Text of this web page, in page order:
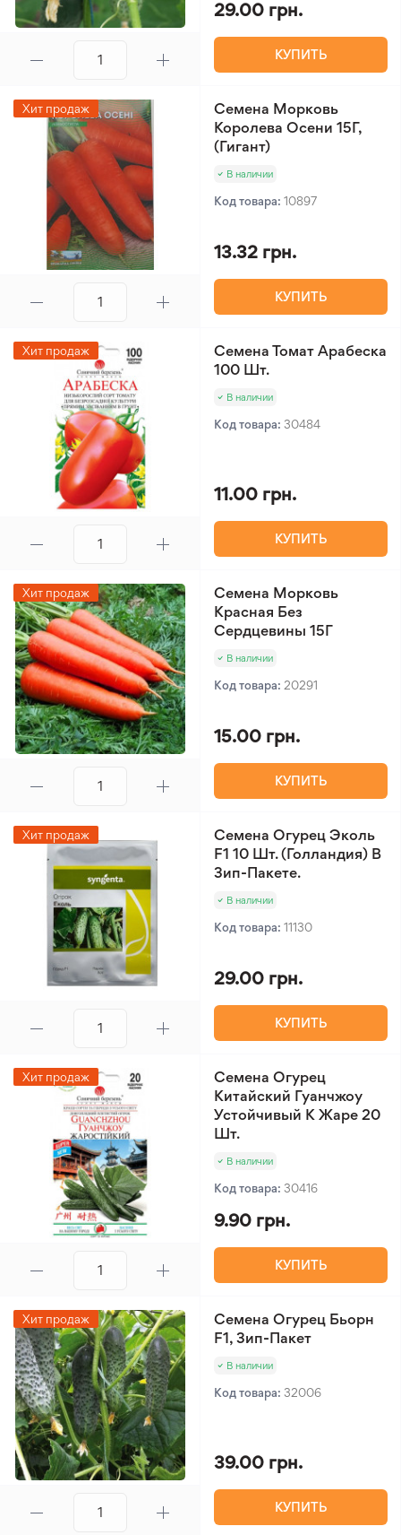
29.00 грн.
КУПИТЬ
Хит продаж
Семена Морковь
Королева Осени 15Г,
(Гигант)
В наличии
Код товара: 10897
13.32 грн.
КУПИТЬ
Хит продаж
Семена Томат Арабеска
100 Шт.
В наличии
Код товара: 30484
11.00 грн.
КУПИТЬ
Хит продаж
Семена Морковь
Красная Без
Сердцевины 15Г
В наличии
Код товара: 20291
15.00 грн.
КУПИТЬ
Хит продаж
Семена Огурец Эколь
F1 10 Шт. (Голландия) В
Зип-Пакете.
В наличии
Код товара: 11130
29.00 грн.
КУПИТЬ
Хит продаж
Семена Огурец
Китайский Гуанчжоу
Устойчивый К Жаре 20
Шт.
В наличии
Код товара: 30416
9.90 грн.
КУПИТЬ
Хит продаж
Семена Огурец Бьорн
F1, Зип-Пакет
В наличии
Код товара: 32006
39.00 грн.
КУПИТЬ